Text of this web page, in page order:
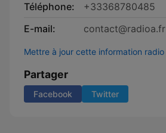
Téléphone:
+33368780485
E-mail:
contact@radioa.fr
Mettre à jour cette information radio
Partager
Facebook Twitter